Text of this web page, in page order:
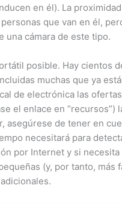
en él). La
que van en él,
una cámara de este tipo.
posible. Hay cientos
muchas que ya
de electrónica las
el enlace en “recursos”)
asegúrese de tener en
necesitará para
por Internet y si
(y, por tanto,